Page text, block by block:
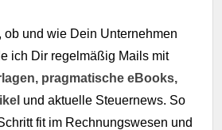
ob und wie Dein Unternehmen
ich Dir regelmäßig Mails mit
pragmatische eBooks,
und aktuelle Steuernews. So
fit im Rechnungswesen und